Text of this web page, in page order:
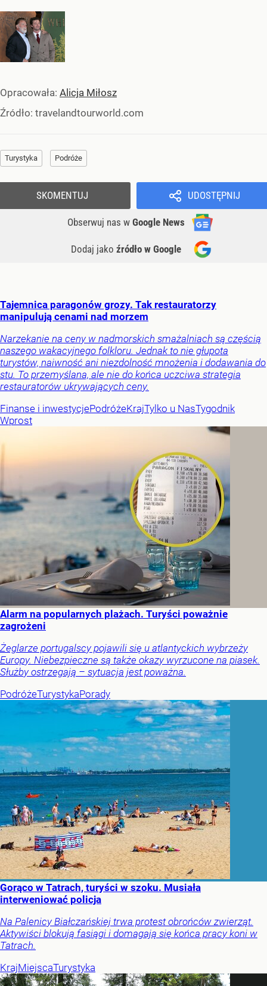
Opracowała: Alicja Miłosz
Źródło: travelandtourworld.com
Turystyka Podróże
UDOSTĘPNIJ
Obserwuj nas w Google News
Dodaj jako źródło w Google
SKOMENTUJ
Tajemnica paragonów grozy. Tak restauratorzy
manipulują cenami nad morzem
Narzekanie na ceny w nadmorskich smażalniach są częścią
naszego wakacyjnego folkloru. Jednak to nie głupota
turystów, naiwność ani niezdolność mnożenia i dodawania do
stu. To przemyślana, ale nie do końca uczciwa strategia
restauratorów ukrywających ceny.
Finanse i inwestycjePodróżeKrajTylko u NasTygodnik
Wprost
Alarm na popularnych plażach. Turyści poważnie
zagrożeni
Żeglarze portugalscy pojawili się u atlantyckich wybrzeży
Europy. Niebezpieczne są także okazy wyrzucone na piasek.
Służby ostrzegają – sytuacja jest poważna.
PodróżeTurystykaPorady
Gorąco w Tatrach, turyści w szoku. Musiała
interweniować policja
Na Palenicy Białczańskiej trwa protest obrońców zwierząt.
Aktywiści blokują fasiągi i domagają się końca pracy koni w
Tatrach.
KrajMiejscaTurystyka